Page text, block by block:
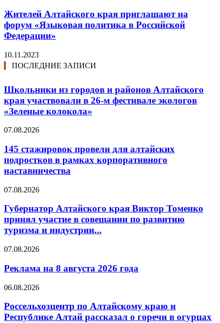
Жителей Алтайского края приглашают на
форум «Языковая политика в Российской
Федерации»
10.11.2023
ПОСЛЕДНИЕ ЗАПИСИ
Школьники из городов и районов Алтайского
края участвовали в 26-м фестивале экологов
«Зеленые колокола»
07.08.2026
145 стажировок провели для алтайских
подростков в рамках корпоративного
наставничества
07.08.2026
Губернатор Алтайского края Виктор Томенко
принял участие в совещании по развитию
туризма и индустрии...
07.08.2026
Реклама на 8 августа 2026 года
06.08.2026
Россельхозцентр по Алтайскому краю и
Республике Алтай рассказал о горечи в огурцах